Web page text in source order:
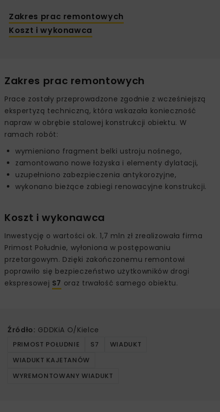
Zakres prac remontowych
Koszt i wykonawca
Zakres prac remontowych
Prace zostały przeprowadzone zgodnie z wcześniejszą
ekspertyzą techniczną, która wskazała konieczność
napraw w obrębie stalowej konstrukcji obiektu. W
ramach robót:
wymieniono fragment belki ustroju nośnego,
zamontowano nowe łożyska i elementy dylatacji,
uzupełniono zabezpieczenia antykorozyjne,
wykonano bieżące zabiegi renowacyjne konstrukcji.
Koszt i wykonawca
Inwestycję o wartości ok. 1,7 mln zł zrealizowała firma
Primost Południe, wyłoniona w postępowaniu
przetargowym. Dzięki zakończonemu remontowi
poprawiło się bezpieczeństwo użytkowników drogi
ekspresowej S7 oraz trwałość samego obiektu.
Źródło: GDDKiA O/Kielce
PRIMOST POŁUDNIE S7
WIADUKT
WIADUKT KAJETANÓW
WYREMONTOWANY WIADUKT